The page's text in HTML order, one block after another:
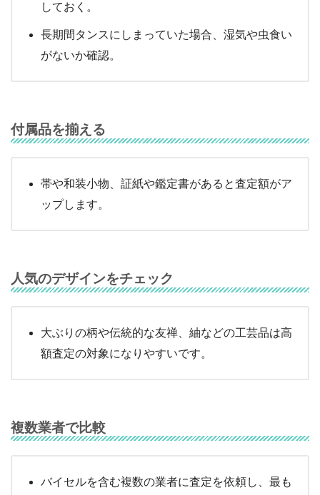
しておく。
長期間タンスにしまっていた場合、湿気や虫食い
がないか確認。
付属品を揃える
帯や和装小物、証紙や鑑定書があると査定額がア
ップします。
人気のデザインをチェック
大ぶりの柄や伝統的な友禅、紬などの工芸品は高
額査定の対象になりやすいです。
複数業者で比較
バイセルを含む複数の業者に査定を依頼し、最も